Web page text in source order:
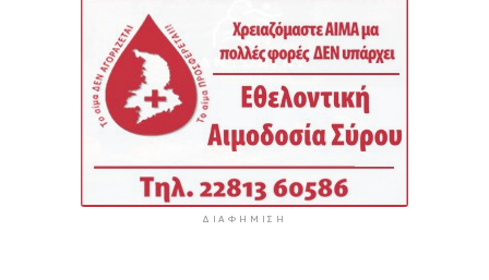
ΔΙΑΦΉΜΙΣΗ